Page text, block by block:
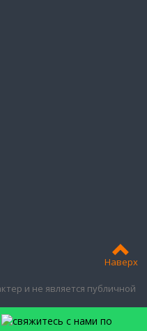
Наверх
и не является публичной